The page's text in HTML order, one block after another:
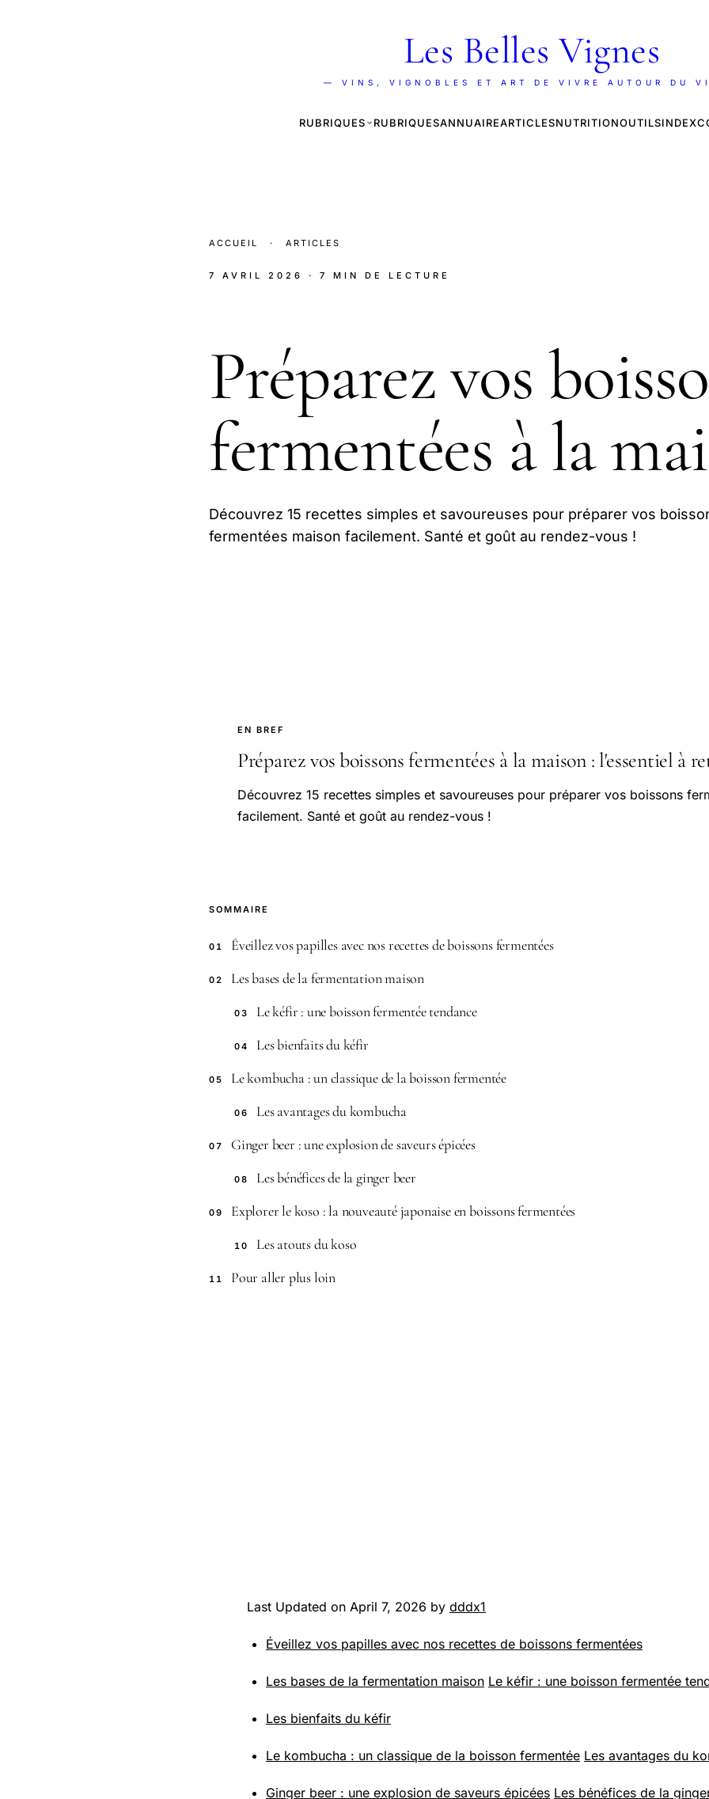
Les Belles Vignes
— VINS, VIGNOBLES ET ART DE VIVRE AUTOUR DU
RUBRIQUES RUBRIQUESANNUAIREARTICLESNUTRITIONOUTILSINDEX
ACCUEIL · ARTICLES
7 AVRIL 2026 · 7 MIN DE LECTURE
Préparez vos
fermentées à la
Découvrez 15 recettes simples et savoureuses pour préparer vos
fermentées maison facilement. Santé et goût au rendez-vous !
EN BREF
Préparez vos boissons fermentées à la maison : l'essentiel à
Découvrez 15 recettes simples et savoureuses pour préparer vos boissons
facilement. Santé et goût au rendez-vous !
SOMMAIRE
01 Éveillez vos papilles avec nos recettes de boissons fermentées
02 Les bases de la fermentation maison
03 Le kéfir : une boisson fermentée tendance
04 Les bienfaits du kéfir
05 Le kombucha : un classique de la boisson fermentée
06 Les avantages du kombucha
07 Ginger beer : une explosion de saveurs épicées
08 Les bénéfices de la ginger beer
09 Explorer le koso : la nouveauté japonaise en boissons fermentées
10 Les atouts du koso
11 Pour aller plus loin
Last Updated on April 7, 2026 by dddx1
Éveillez vos papilles avec nos recettes de boissons fermentées
Les bases de la fermentation maison Le kéfir : une boisson fermentée
Les bienfaits du kéfir
Le kombucha : un classique de la boisson fermentée Les avantages du
Ginger beer : une explosion de saveurs épicées Les bénéfices de la